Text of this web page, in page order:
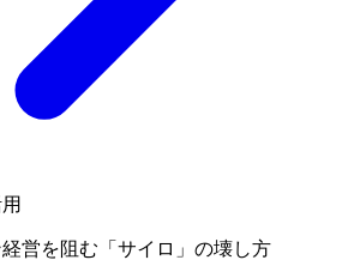
営を阻む「サイロ」の壊し方